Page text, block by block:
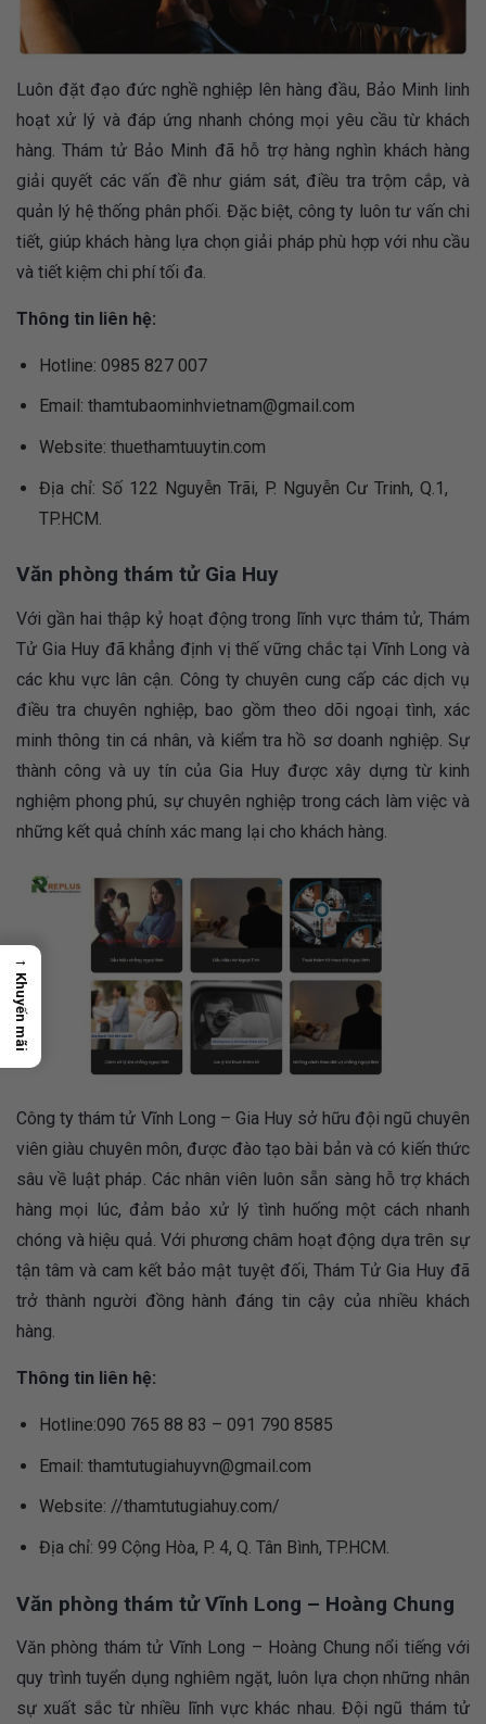
Luôn đặt đạo đức nghề nghiệp lên hàng đầu, Bảo Minh linh
hoạt xử lý và đáp ứng nhanh chóng mọi yêu cầu từ khách
hàng. Thám tử Bảo Minh đã hỗ trợ hàng nghìn khách hàng
giải quyết các vấn đề như giám sát, điều tra trộm cắp, và
quản lý hệ thống phân phối. Đặc biệt, công ty luôn tư vấn chi
tiết, giúp khách hàng lựa chọn giải pháp phù hợp với nhu cầu
và tiết kiệm chi phí tối đa.
Thông tin liên hệ:
Hotline: 0985 827 007
Email: thamtubaominhvietnam@gmail.com
Website: thuethamtuuytin.com
Địa chỉ: Số 122 Nguyễn Trãi, P. Nguyễn Cư Trinh, Q.1,
TP.HCM.
Văn phòng thám tử Gia Huy
Với gần hai thập kỷ hoạt động trong lĩnh vực thám tử, Thám
Tử Gia Huy đã khẳng định vị thế vững chắc tại Vĩnh Long và
các khu vực lân cận. Công ty chuyên cung cấp các dịch vụ
điều tra chuyên nghiệp, bao gồm theo dõi ngoại tình, xác
minh thông tin cá nhân, và kiểm tra hồ sơ doanh nghiệp. Sự
thành công và uy tín của Gia Huy được xây dựng từ kinh
nghiệm phong phú, sự chuyên nghiệp trong cách làm việc và
những kết quả chính xác mang lại cho khách hàng.
Công ty thám tử Vĩnh Long – Gia Huy sở hữu đội ngũ chuyên
viên giàu chuyên môn, được đào tạo bài bản và có kiến thức
sâu về luật pháp. Các nhân viên luôn sẵn sàng hỗ trợ khách
hàng mọi lúc, đảm bảo xử lý tình huống một cách nhanh
chóng và hiệu quả. Với phương châm hoạt động dựa trên sự
tận tâm và cam kết bảo mật tuyệt đối, Thám Tử Gia Huy đã
trở thành người đồng hành đáng tin cậy của nhiều khách
hàng.
Thông tin liên hệ:
Hotline:090 765 88 83 – 091 790 8585
Email: thamtutugiahuyvn@gmail.com
Website: //thamtutugiahuy.com/
Địa chỉ: 99 Cộng Hòa, P. 4, Q. Tân Bình, TP.HCM.
Văn phòng thám tử Vĩnh Long – Hoàng Chung
Văn phòng thám tử Vĩnh Long – Hoàng Chung nổi tiếng với
quy trình tuyển dụng nghiêm ngặt, luôn lựa chọn những nhân
sự xuất sắc từ nhiều lĩnh vực khác nhau. Đội ngũ thám tử
→
Khuyến mãi